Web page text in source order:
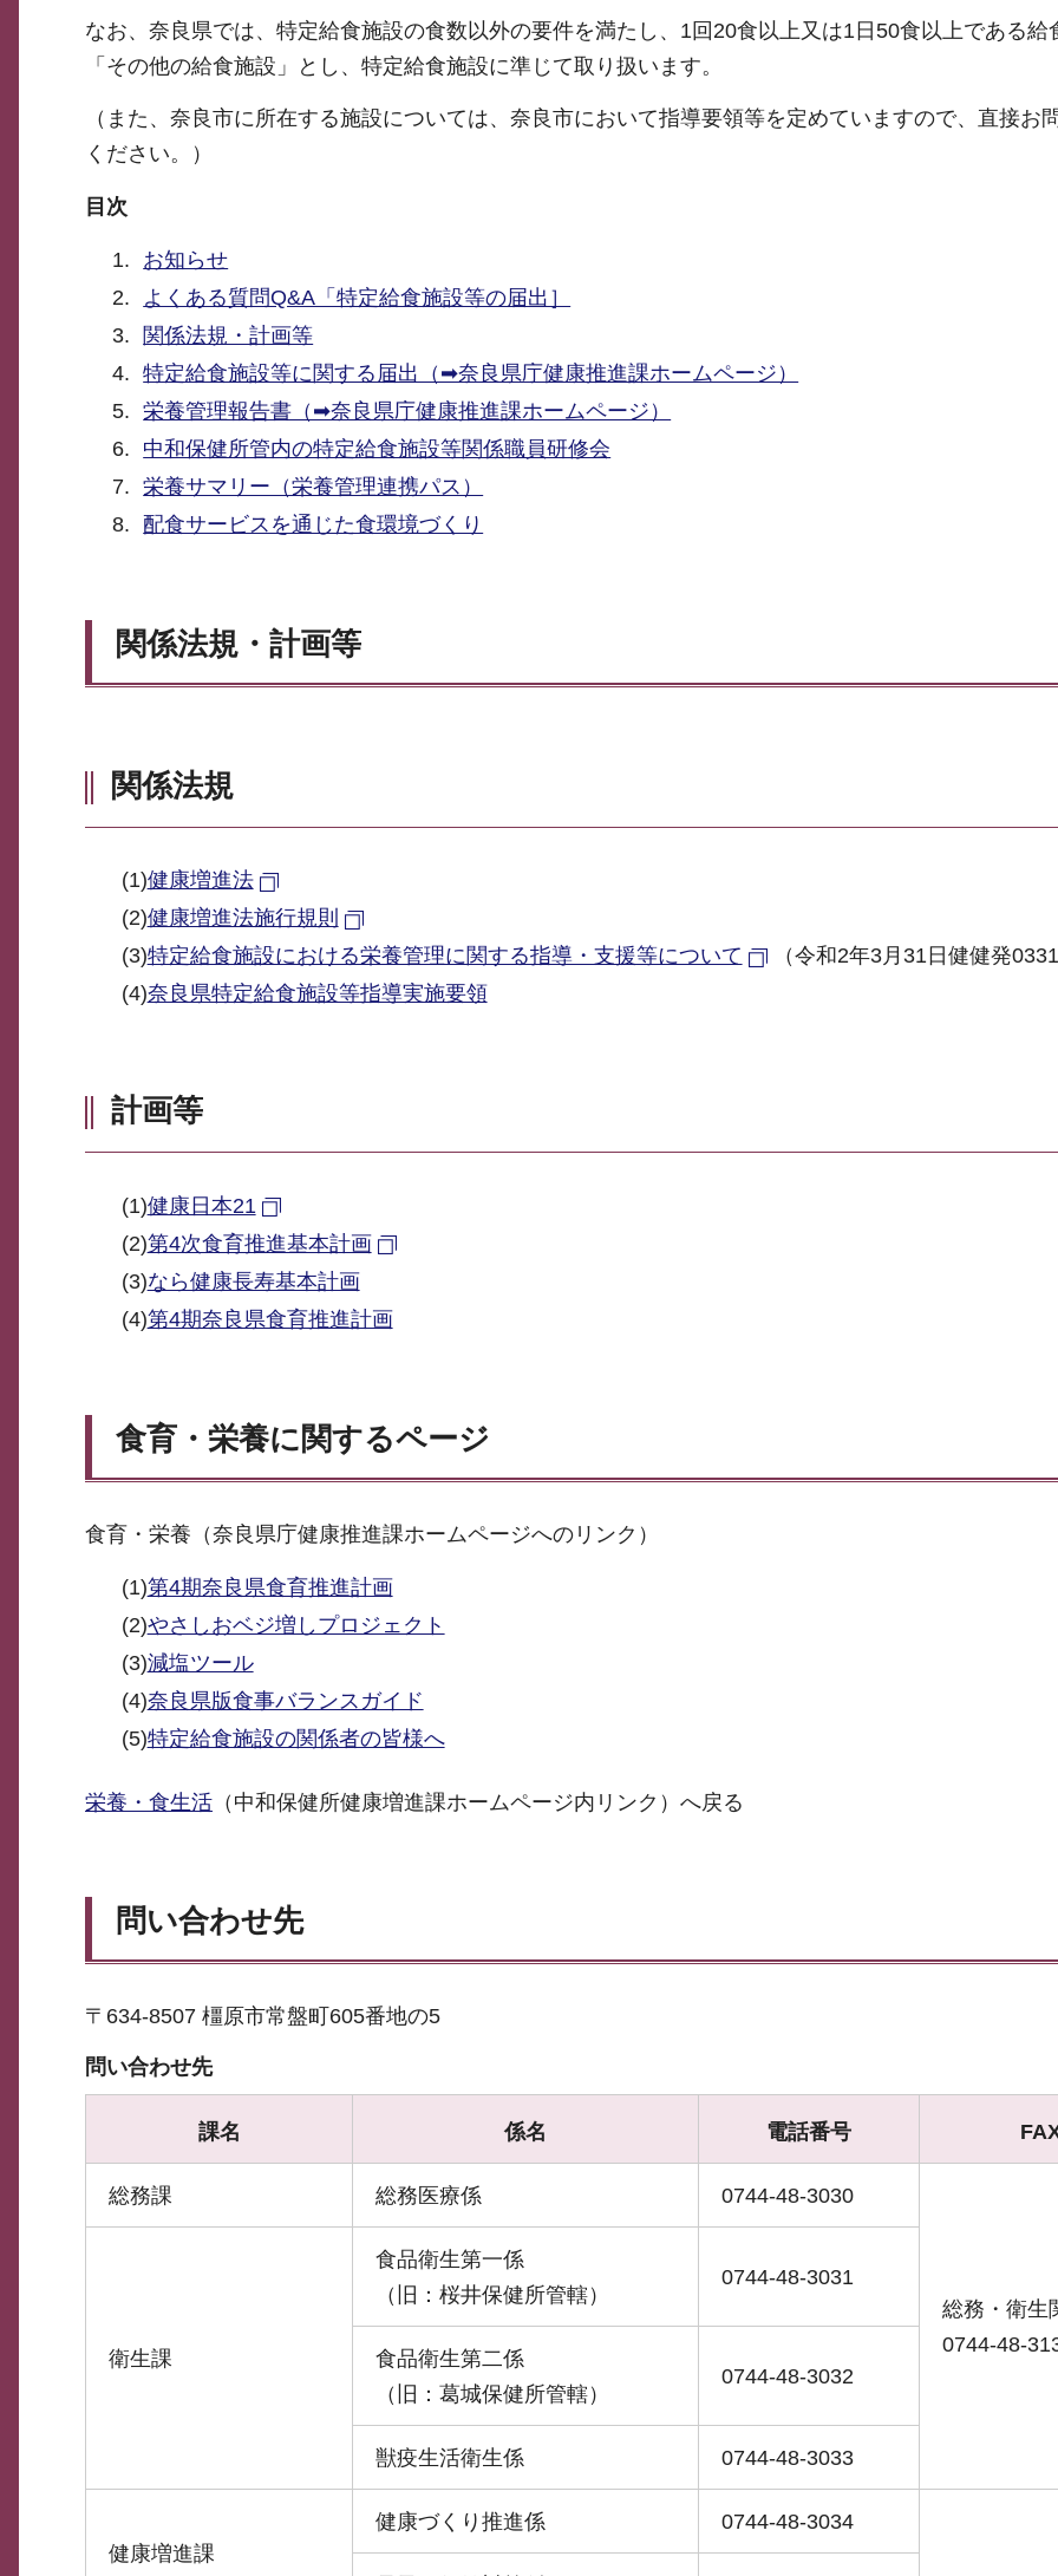
なお、奈良県では、特定給食施設の食数以外の要件を満たし、1回20食以上又は1日50食以上である給
「その他の給食施設」とし、特定給食施設に準じて取り扱います。
（また、奈良市に所在する施設については、奈良市において指導要領等を定めていますので、直接お
ください。）
目次
お知らせ
よくある質問Q&A「特定給食施設等の届出］
関係法規・計画等
特定給食施設等に関する届出（➡奈良県庁健康推進課ホームページ）
栄養管理報告書（➡奈良県庁健康推進課ホームページ）
中和保健所管内の特定給食施設等関係職員研修会
栄養サマリー（栄養管理連携パス）
配食サービスを通じた食環境づくり
関係法規・計画等
関係法規
(1)健康増進法
(2)健康増進法施行規則
(3)特定給食施設における栄養管理に関する指導・支援等について
（令和2年3月31日健健発
(4)奈良県特定給食施設等指導実施要領
計画等
(1)健康日本21
(2)第4次食育推進基本計画
(3)なら健康長寿基本計画
(4)第4期奈良県食育推進計画
食育・栄養に関するページ
食育・栄養（奈良県庁健康推進課ホームページへのリンク）
(1)第4期奈良県食育推進計画
(2)やさしおベジ増しプロジェクト
(3)減塩ツール
(4)奈良県版食事バランスガイド
(5)特定給食施設の関係者の皆様へ
栄養・食生活 （中和保健所健康増進課ホームページ内リンク）へ戻る
問い合わせ先
〒634-8507 橿原市常盤町605番地の5
問い合わせ先
課名 係名 電話番号
総務課 総務医療係 0744-48-3030
総務・衛生
0744-48-
衛生課
食品衛生第一係
（旧：桜井保健所管轄）
0744-48-3031
食品衛生第二係
（旧：葛城保健所管轄）
0744-48-3032
獣疫生活衛生係 0744-48-3033
健康増進課
健康づくり推進係 0744-48-3034